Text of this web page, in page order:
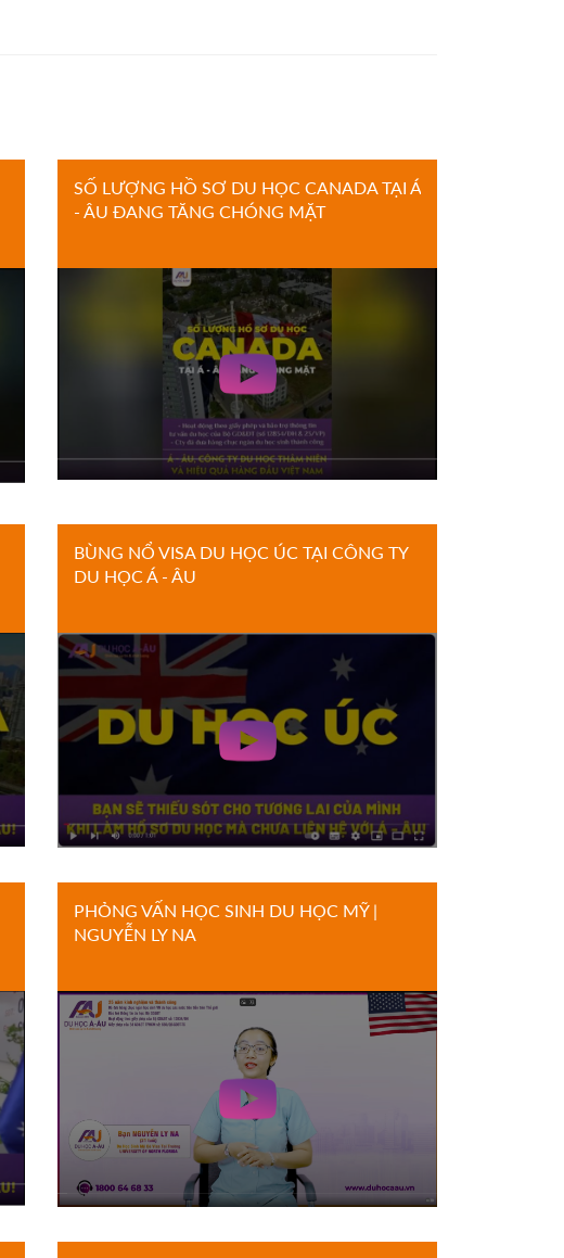
SỐ LƯỢNG HỒ SƠ DU HỌC CANADA TẠI Á
- ÂU ĐANG TĂNG CHÓNG MẶT
BÙNG NỔ VISA DU HỌC ÚC TẠI CÔNG TY
DU HỌC Á - ÂU
PHỎNG VẤN HỌC SINH DU HỌC MỸ |
NGUYỄN LY NA